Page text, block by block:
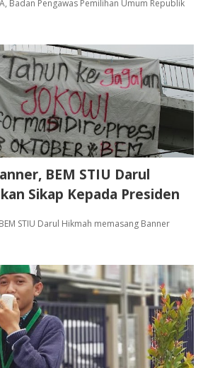
Badan Pengawas Pemilihan Umum Republik
BEM STIU Darul
Sikap Kepada Presiden
STIU Darul Hikmah memasang Banner